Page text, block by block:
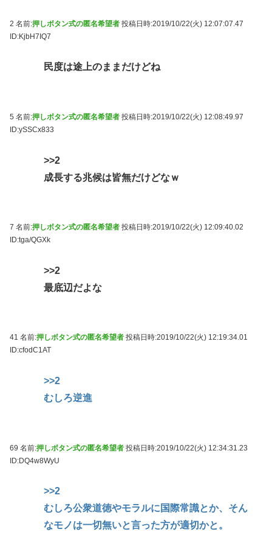
2 名前:押しボタン式の匿名希望者 投稿日時:2019/10/22(火) 12:07:07.47
ID:KjbH7IQ7
民度は途上のままだけどね
5 名前:押しボタン式の匿名希望者 投稿日時:2019/10/22(火) 12:08:49.97
ID:ySSCx833
>>2
成長する兆候は皆無だけどなｗ
7 名前:押しボタン式の匿名希望者 投稿日時:2019/10/22(火) 12:09:40.02
ID:tga/QGXk
>>2
最底辺だよな
41 名前:押しボタン式の匿名希望者 投稿日時:2019/10/22(火) 12:19:34.01
ID:cfodC1AT
>>2
むしろ逆進
69 名前:押しボタン式の匿名希望者 投稿日時:2019/10/22(火) 12:34:31.23
ID:DQ4w8WyU
>>2
むしろ公衆道徳やモラルに国際常識とか、そん
なモノは一切無いと言った方が適切かと。